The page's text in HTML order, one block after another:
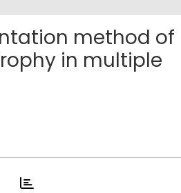
method of
in multiple